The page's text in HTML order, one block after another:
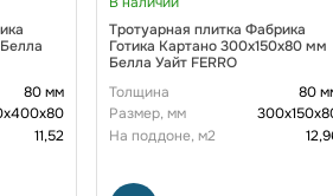
80 мм
11,52
Тротуарная плитка Фабрика
Готика Картано 300х150х80 мм
Белла Уайт FERRO
Толщина
80
Размер, мм
На поддоне, м2